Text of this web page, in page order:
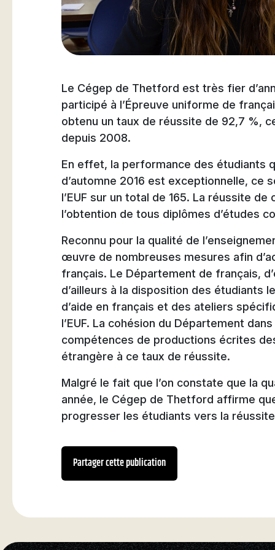
Natation
Badminton
Flag Football
Le Cégep de Thetford est très fier
participé à l’Épreuve uniforme de
obtenu un taux de réussite de 92,7 %,
depuis 2008.
En effet, la performance des étudiants
d’automne 2016 est exceptionnelle, ce
l’EUF sur un total de 165. La réussite
l’obtention de tous diplômes d’études
Reconnu pour la qualité de
œuvre de nombreuses mesures afin
français. Le Département de français,
d’ailleurs à la disposition des étudiants
d’aide en français et des ateliers
l’EUF. La cohésion du Département
compétences de productions écrites
étrangère à ce taux de réussite.
Malgré le fait que l’on constate que la
année, le Cégep de Thetford affirme
progresser les étudiants vers la réussite
Partager cette publication